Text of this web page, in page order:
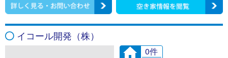
イコール開発（株）
0件